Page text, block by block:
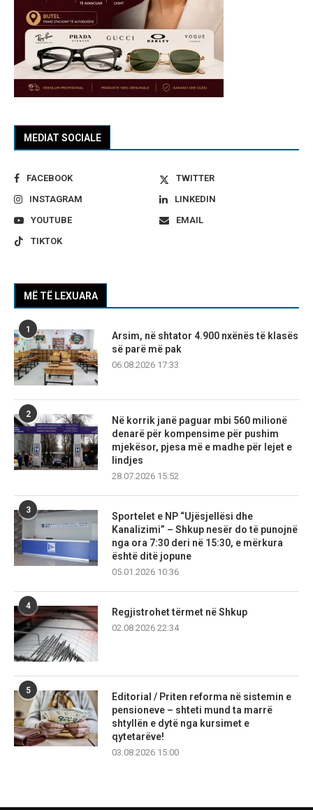
MEDIAT SOCIALE
FACEBOOK
TWITTER
INSTAGRAM
LINKEDIN
YOUTUBE
EMAIL
TIKTOK
MË TË LEXUARA
1
Arsim, në shtator 4.900 nxënës të klasës
së parë më pak
06.08.2026 17:33
2
Në korrik janë paguar mbi 560 milionë
denarë për kompensime për pushim
mjekësor, pjesa më e madhe për lejet e
lindjes
28.07.2026 15:52
3
Sportelet e NP “Ujësjellësi dhe
Kanalizimi” – Shkup nesër do të punojnë
nga ora 7:30 deri në 15:30, e mërkura
është ditë jopune
05.01.2026 10:36
4
Regjistrohet tërmet në Shkup
02.08.2026 22:34
5
Editorial / Priten reforma në sistemin e
pensioneve – shteti mund ta marrë
shtyllën e dytë nga kursimet e
qytetarëve!
03.08.2026 15:00